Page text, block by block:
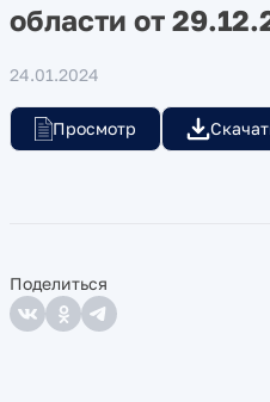
области от
24.01.2024
Просмотр
Поделиться